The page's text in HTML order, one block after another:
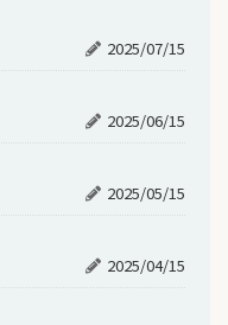
2025/07/15
2025/06/15
2025/05/15
2025/04/15